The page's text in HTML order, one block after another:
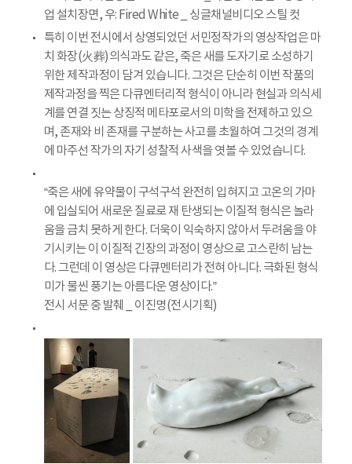
업 설치장면, 우: Fired White _ 싱글채널비디오 스틸 컷
특히 이번 전시에서 상영되었던 서민정작가의 영상작업은 마
치 화장(火葬)의식과도 같은, 죽은 새를 도자기로 소성하기
위한 제작과정이 담겨 있습니다. 그것은 단순히 이번 작품의
제작과정을 찍은 다큐멘터리적 형식이 아니라 현실과 의식세
계를 연결 짓는 상징적 메타포로서의 미학을 전제하고 있으
며, 존재와 비 존재를 구분하는 사고를 초월하여 그것의 경계
에 마주선 작가의 자기 성찰적 사색을 엿볼 수 있었습니다.
“죽은 새에 유약물이 구석구석 완전히 입혀지고 고온의 가마
에 입실되어 새로운 질료로 재 탄생되는 이질적 형식은 놀라
움을 금치 못하게 한다. 더욱이 익숙하지 않아서 두려움을 야
기시키는 이 이질적 긴장의 과정이 영상으로 고스란히 남는
다. 그런데 이 영상은 다큐멘터리가 전혀 아니다. 극화된 형식
미가 물씬 풍기는 아름다운 영상이다.”
전시 서문 중 발췌 _ 이진명(전시기획)